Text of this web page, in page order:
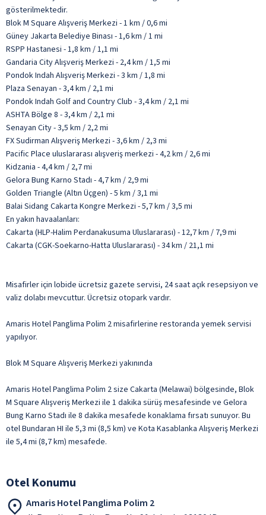
gösterilmektedir.
Blok M Square Alışveriş Merkezi - 1 km / 0,6 mi
Güney Jakarta Belediye Binası - 1,6 km / 1 mi
RSPP Hastanesi - 1,8 km / 1,1 mi
Gandaria City Alışveriş Merkezi - 2,4 km / 1,5 mi
Pondok Indah Alışveriş Merkezi - 3 km / 1,8 mi
Plaza Senayan - 3,4 km / 2,1 mi
Pondok Indah Golf and Country Club - 3,4 km / 2,1 mi
ASHTA Bölge 8 - 3,4 km / 2,1 mi
Senayan City - 3,5 km / 2,2 mi
FX Sudirman Alışveriş Merkezi - 3,6 km / 2,3 mi
Pacific Place uluslararası alışveriş merkezi - 4,2 km / 2,6 mi
Kidzania - 4,4 km / 2,7 mi
Gelora Bung Karno Stadı - 4,7 km / 2,9 mi
Golden Triangle (Altın Üçgen) - 5 km / 3,1 mi
Balai Sidang Cakarta Kongre Merkezi - 5,7 km / 3,5 mi
En yakın havaalanları:
Cakarta (HLP-Halim Perdanakusuma Uluslararası) - 12,7 km / 7,9 mi
Cakarta (CGK-Soekarno-Hatta Uluslararası) - 34 km / 21,1 mi
Misafirler için lobide ücretsiz gazete servisi, 24 saat açık resepsiyon ve
valiz dolabı mevcuttur. Ücretsiz otopark vardır.
Amaris Hotel Panglima Polim 2 misafirlerine restoranda yemek servisi
yapılıyor.
Blok M Square Alışveriş Merkezi yakınında
Amaris Hotel Panglima Polim 2 size Cakarta (Melawai) bölgesinde, Blok
M Square Alışveriş Merkezi ile 1 dakika sürüş mesafesinde ve Gelora
Bung Karno Stadı ile 8 dakika mesafede konaklama fırsatı sunuyor. Bu
otel Bundaran HI ile 5,3 mi (8,5 km) ve Kota Kasablanka Alışveriş Merkezi
ile 5,4 mi (8,7 km) mesafede.
Otel Konumu
Amaris Hotel Panglima Polim 2